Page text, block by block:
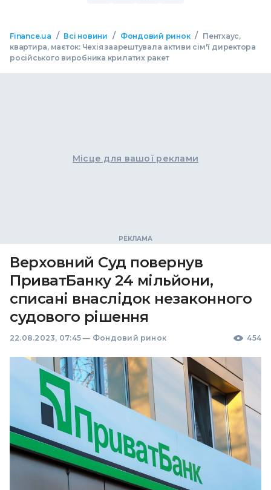
Finance.ua / Всі новини / Фондовий ринок / Пентхаус,
квартира, маєток: Чехія заарештувала активи сім'ї директора
російського виробника крилатих ракет
Місце для вашої реклами
Верховний Суд повернув
ПриватБанку 24 мільйони,
списані внаслідок незаконного
судового рішення
22.08.2023, 07:45 — Фондовий ринок 454